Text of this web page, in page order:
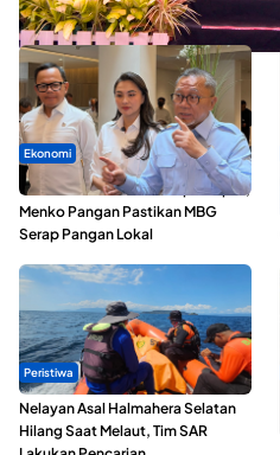
Kopdes Merah Putih
Ekonomi
SPPG di Maluku Utara Dipercepat,
Menko Pangan Pastikan MBG
Serap Pangan Lokal
Peristiwa
Nelayan Asal Halmahera Selatan
Hilang Saat Melaut, Tim SAR